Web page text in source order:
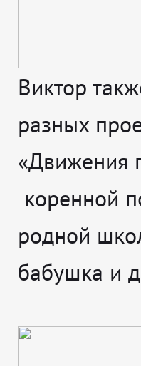
Виктор
разных
«Движения
коренной
родной
бабушка и